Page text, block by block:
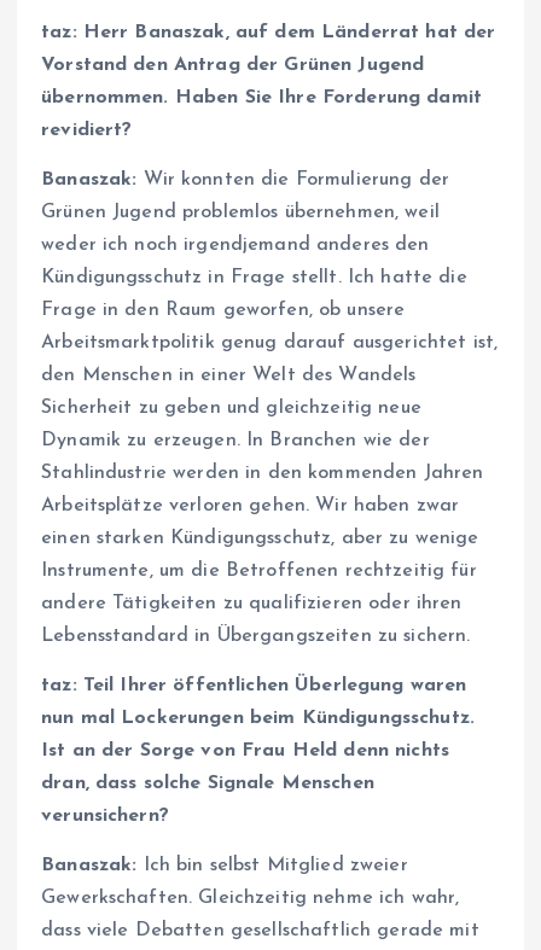
taz: Herr Banaszak, auf dem Länderrat hat der
Vorstand den Antrag der Grünen Jugend
übernommen. Haben Sie Ihre Forderung damit
revidiert?
Banaszak: Wir konnten die Formulierung der
Grünen Jugend problemlos übernehmen, weil
weder ich noch irgendjemand anderes den
Kündigungsschutz in Frage stellt. Ich hatte die
Frage in den Raum geworfen, ob unsere
Arbeitsmarktpolitik genug darauf ausgerichtet ist,
den Menschen in einer Welt des Wandels
Sicherheit zu geben und gleichzeitig neue
Dynamik zu erzeugen. In Branchen wie der
Stahlindustrie werden in den kommenden Jahren
Arbeitsplätze verloren gehen. Wir haben zwar
einen starken Kündigungsschutz, aber zu wenige
Instrumente, um die Betroffenen rechtzeitig für
andere Tätigkeiten zu qualifizieren oder ihren
Lebensstandard in Übergangszeiten zu sichern.
taz: Teil Ihrer öffentlichen Überlegung waren
nun mal Lockerungen beim Kündigungsschutz.
Ist an der Sorge von Frau Held denn nichts
dran, dass solche Signale Menschen
verunsichern?
Banaszak: Ich bin selbst Mitglied zweier
Gewerkschaften. Gleichzeitig nehme ich wahr,
dass viele Debatten gesellschaftlich gerade mit